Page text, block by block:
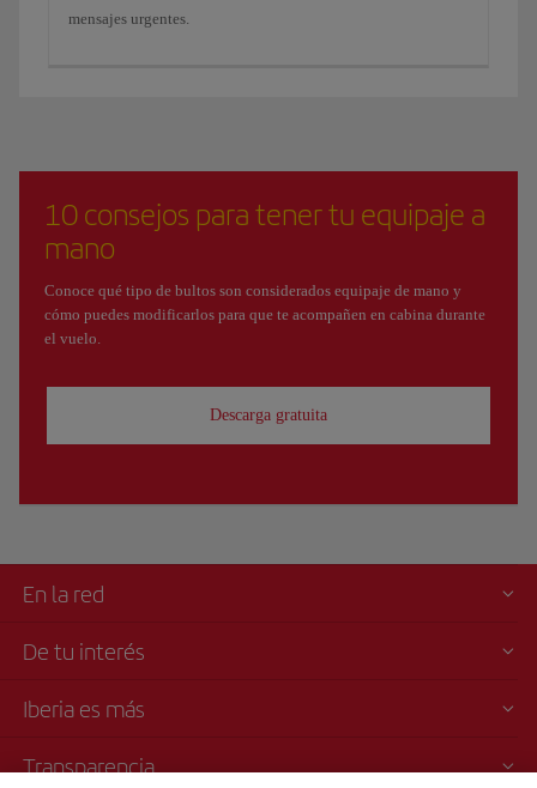
mensajes urgentes.
10 consejos para tener tu equipaje a
mano
Conoce qué tipo de bultos son considerados equipaje de mano y
cómo puedes modificarlos para que te acompañen en cabina durante
el vuelo.
Descarga gratuita
En la red
De tu interés
Iberia es más
Transparencia